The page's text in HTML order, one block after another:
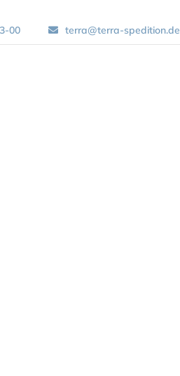
00 terra@terra-spedition.de